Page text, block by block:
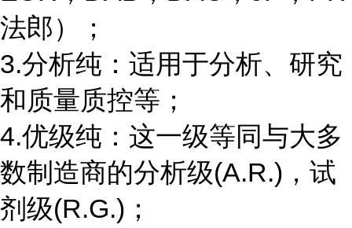
法郎）；
3.分析纯：适用于分析、研究
和质量质控等；
4.优级纯：这一级等同与大多
数制造商的分析级(A.R.)，试
剂级(R.G.)；